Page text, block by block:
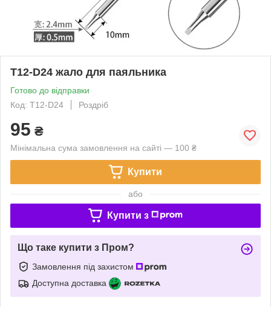
T12-D24 жало для паяльника
Готово до відправки
Код: T12-D24
Роздріб
95 ₴
Мінімальна сума замовлення на сайті — 100 ₴
Купити
або
Купити з
Що таке купити з Пром?
Замовлення під захистом
Доступна доставка